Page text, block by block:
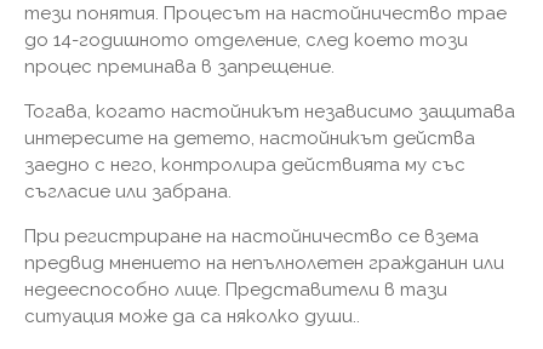
тези понятия. Процесът на настойничество трае
до 14-годишното отделение, след което този
процес преминава в запрещение.
Тогава, когато настойникът независимо защитава
интересите на детето, настойникът действа
заедно с него, контролира действията му със
съгласие или забрана.
При регистриране на настойничество се взема
предвид мнението на непълнолетен гражданин или
недееспособно лице. Представители в тази
ситуация може да са няколко души..